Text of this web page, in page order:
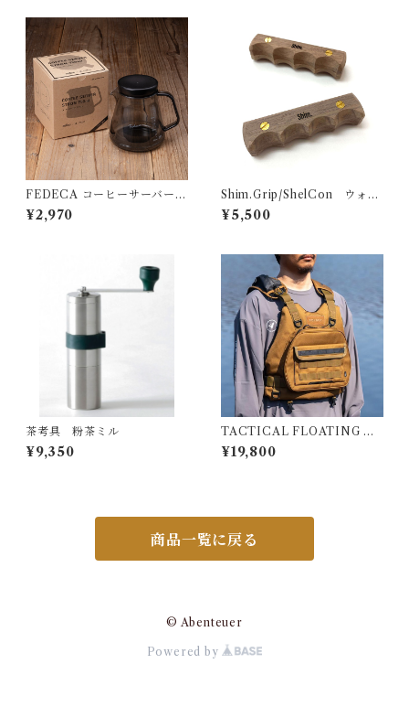
FEDECA コーヒーサーバー S
TRON 大
¥2,970
Shim.Grip/ShelCon ウォル
ナット
¥5,500
茶考具 粉茶ミル
¥9,350
TACTICAL FLOATING DE
VICE
¥19,800
商品一覧に戻る
© Abenteuer
Powered by